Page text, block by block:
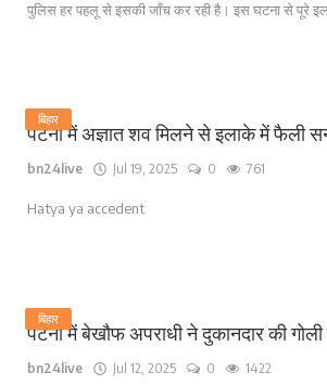
पुलिस हर पहलू से इसकी जाँच कर रही है। इस घटना से पूरे
बिहार
पटना में अज्ञात शव मिलने से इलाके में फैली
bn24live Jul 19, 2025 0 761
Hatya ya accedent
बिहार
पटना में बेखौफ अपराधी ने दुकानदार की गोली
bn24live Jul 12, 2025 0 1422